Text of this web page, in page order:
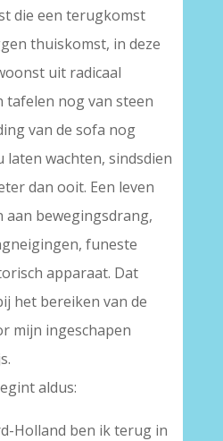
die een terugkomst
thuiskomst, in deze
uit radicaal
nog van steen
van de sofa nog
laten wachten, sindsdien
dan ooit. Een leven
aan bewegingsdrang,
funeste
apparaat. Dat
het bereiken van de
mijn ingeschapen
aldus:
Holland ben ik terug in